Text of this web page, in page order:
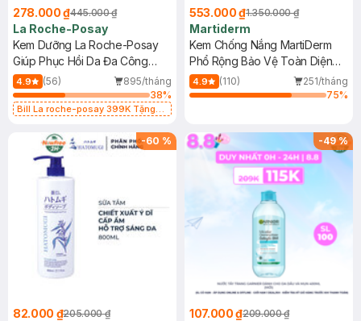
278.000 ₫445.000 ₫
La Roche-Posay
Kem Dưỡng La Roche-Posay
Giúp Phục Hồi Da Đa Công
Dụng 40ml
4.9 (56)
895/tháng
38%
Bill La roche-posay 399K Tặng
(SL có hạn)
553.000 ₫1.350.000 ₫
Martiderm
Kem Chống Nắng MartiDerm
Phổ Rộng Bảo Vệ Toàn Diện
40ml
4.9 (110)
251/tháng
75%
-60 %
82.000 ₫205.000 ₫
-49%
107.000 ₫209.000 ₫